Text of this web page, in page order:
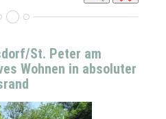
St. Peter am
Wohnen in absoluter